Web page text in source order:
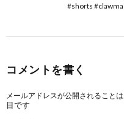
#shorts
コメントを書く
メールアドレスが公開されることは
目です